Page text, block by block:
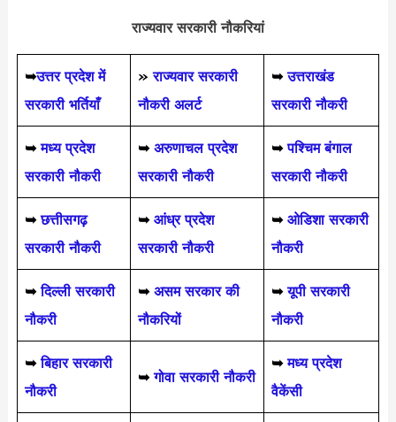
राज्यवार सरकारी नौकरियां
➥उत्तर प्रदेश में
सरकारी भर्तियाँ
»राज्यवार सरकारी
नौकरी अलर्ट
➥ उत्तराखंड
सरकारी नौकरी
➥ मध्य प्रदेश
सरकारी नौकरी
➥ अरुणाचल प्रदेश
सरकारी नौकरी
➥ पश्चिम बंगाल
सरकारी नौकरी
➥ छत्तीसगढ़
सरकारी नौकरी
➥ आंध्र प्रदेश
सरकारी नौकरी
➥ ओडिशा सरकारी
नौकरी
➥ दिल्ली सरकारी
नौकरी
➥ असम सरकार की
नौकरियों
➥ यूपी सरकारी
नौकरी
➥बिहार सरकारी
नौकरी
➥गोवा सरकारी नौकरी
➥ मध्य प्रदेश
वैकेंसी